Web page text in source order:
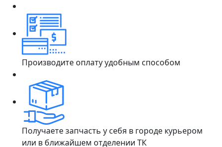
Производите оплату удобным способом
Получаете запчасть у себя в городе курьером
или в ближайшем отделении ТК